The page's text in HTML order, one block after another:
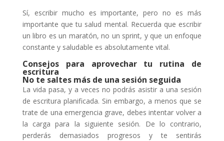
Sí, escribir mucho es importante, pero no es más
importante que tu salud mental. Recuerda que escribir
un libro es un maratón, no un sprint, y que un enfoque
constante y saludable es absolutamente vital.
Consejos para aprovechar tu rutina de
escritura
No te saltes más de una sesión seguida
La vida pasa, y a veces no podrás asistir a una sesión
de escritura planificada. Sin embargo, a menos que se
trate de una emergencia grave, debes intentar volver a
la carga para la siguiente sesión. De lo contrario,
perderás demasiados progresos y te sentirás